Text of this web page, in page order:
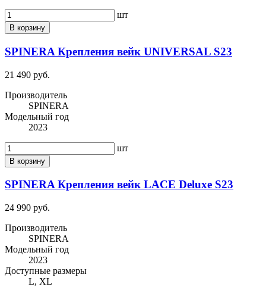
шт
В корзину
SPINERA Крепления вейк UNIVERSAL S23
21 490 руб.
Производитель
SPINERA
Модельный год
2023
шт
В корзину
SPINERA Крепления вейк LACE Deluxe S23
24 990 руб.
Производитель
SPINERA
Модельный год
2023
Доступные размеры
L, XL